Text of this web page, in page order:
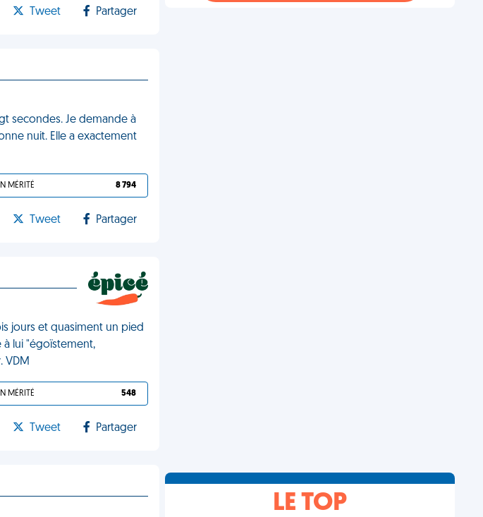
Tweet Partager
secondes. Je demande à
nuit. Elle a exactement
MÉRITÉ 8 794
Tweet Partager
jours et quasiment un pied
à lui "égoïstement,
VDM
MÉRITÉ 548
Tweet Partager
LE TOP